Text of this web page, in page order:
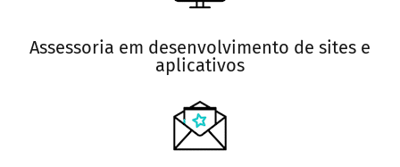
Assessoria em desenvolvimento de sites e
aplicativos